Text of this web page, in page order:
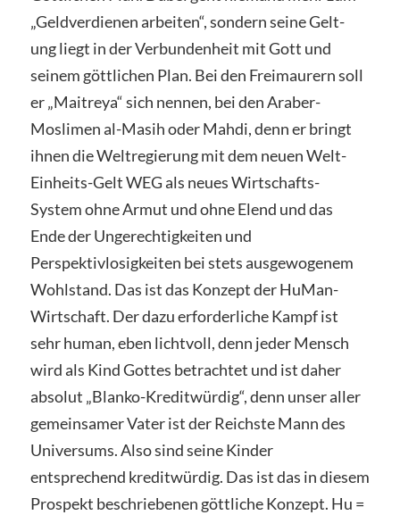
„Geldverdienen arbeiten“, sondern seine Gelt-
ung liegt in der Verbundenheit mit Gott und
seinem göttlichen Plan. Bei den Freimaurern soll
er „Maitreya“ sich nennen, bei den Araber-
Moslimen al-Masih oder Mahdi, denn er bringt
ihnen die Weltregierung mit dem neuen Welt-
Einheits-Gelt WEG als neues Wirtschafts-
System ohne Armut und ohne Elend und das
Ende der Ungerechtigkeiten und
Perspektivlosigkeiten bei stets ausgewogenem
Wohlstand. Das ist das Konzept der HuMan-
Wirtschaft. Der dazu erforderliche Kampf ist
sehr human, eben lichtvoll, denn jeder Mensch
wird als Kind Gottes betrachtet und ist daher
absolut „Blanko-Kreditwürdig“, denn unser aller
gemeinsamer Vater ist der Reichste Mann des
Universums. Also sind seine Kinder
entsprechend kreditwürdig. Das ist das in diesem
Prospekt beschriebenen göttliche Konzept. Hu =